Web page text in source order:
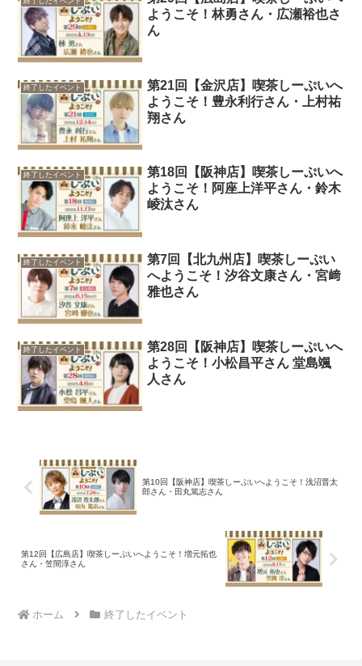
ようこそ！林勇さん・広瀬裕也さ
ん
終了したイベント
第21回【金沢店】喫茶しーぷいへ
ようこそ！豊永利行さん・上村祐
翔さん
終了したイベント
第18回【阪神店】喫茶しーぷいへ
ようこそ！阿座上洋平さん・鈴木
崚汰さん
終了したイベント
第7回【北九州店】喫茶しーぷい
へようこそ！汐谷文康さん・宮﨑
雅也さん
終了したイベント
第28回【阪神店】喫茶しーぷいへ
ようこそ！小松昌平さん 堂島颯
人さん
第10回【阪神店】喫茶しーぷいへようこそ！浅沼晋太
郎さん・田丸篤志さん
第12回【広島店】喫茶しーぷいへようこそ！増元拓也
さん・笠間淳さん
ホーム 終了したイベント